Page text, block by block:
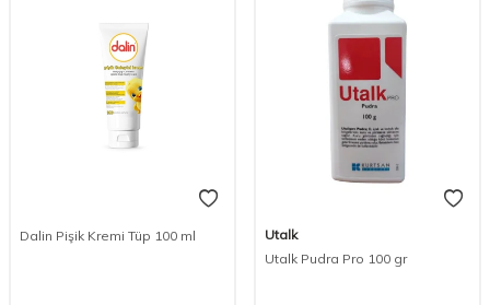
Dalin Pişik Kremi Tüp 100 ml
Utalk
Utalk Pudra Pro 100 gr